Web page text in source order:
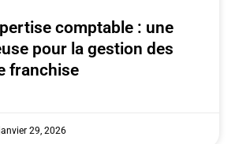
comptable : une
pour la gestion des
franchise
29, 2026